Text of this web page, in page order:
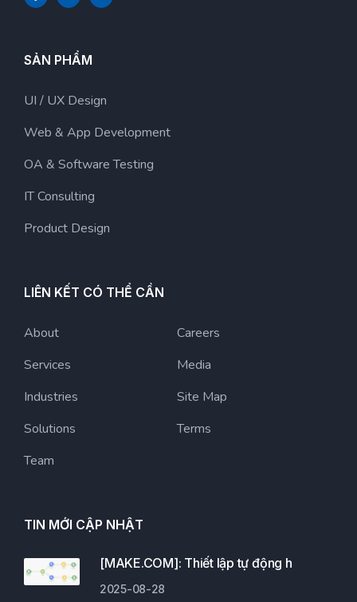
SẢN PHẨM
UI / UX Design
Web & App Development
OA & Software Testing
IT Consulting
Product Design
LIÊN KẾT CÓ THỂ CẦN
About
Services
Industries
Solutions
Team
Careers
Media
Site Map
Terms
TIN MỚI CẬP NHẬT
[MAKE.COM]: Thiết lập tự động h
2025-08-28